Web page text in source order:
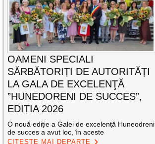
OAMENI SPECIALI
SĂRBĂTORIȚI DE AUTORITĂȚI
LA GALA DE EXCELENŢĂ
”HUNEDORENI DE SUCCES”,
EDIȚIA 2026
O nouă ediție a Galei de excelență Huneodreni
de succes a avut loc, în aceste
CITEȘTE MAI DEPARTE